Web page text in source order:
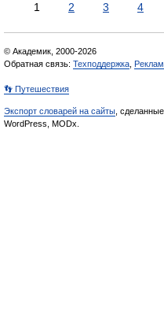
1 2 3 4
© Академик, 2000-2026
Обратная связь: Техподдержка
👣 Путешествия
Экспорт словарей на сайты ,
WordPress, MODx.